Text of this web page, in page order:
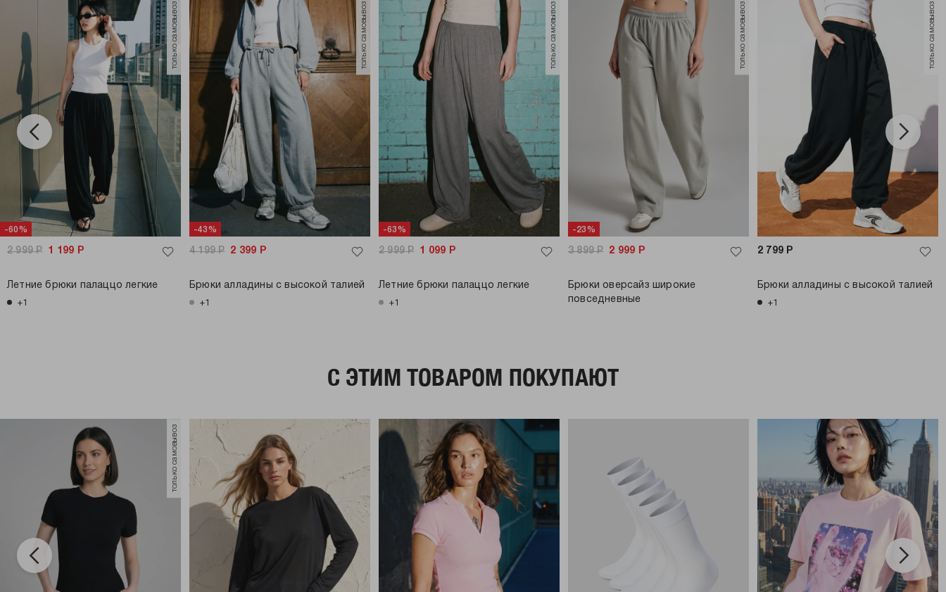
-60%
только самовывоз
2 999Р 1 199 Р
Летние брюки палаццо легкие
+1
-43%
только самовывоз
4 199Р 2 399 Р
Брюки алладины с высокой талией
+1
-63%
только самовывоз
2 999Р 1 099 Р
Летние брюки палаццо легкие
+1
-23%
только самовывоз
3 899Р 2 999 Р
Брюки оверсайз широкие
повседневные
только самовывоз
2 799 Р
Брюки алладины с высокой талией
+1
C ЭТИМ ТОВАРОМ ПОКУПАЮТ
только самовывоз